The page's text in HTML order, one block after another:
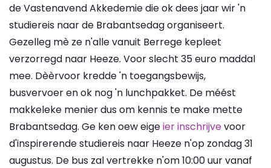
de Vastenavend Akkedemie die ok dees jaar wir 'n
studiereis naar de Brabantsedag organiseert.
Gezelleg mè ze n'alle vanuit Berrege kepleet
verzorregd naar Heeze. Voor slecht 35 euro maddal
mee. Dèèrvoor kredde 'n toegangsbewijs,
busvervoer en ok nog 'n lunchpakket. De méést
makkeleke menier dus om kennis te make mette
Brabantsedag. Ge ken oew eigeier inschrijvevoor
d'inspirerende studiereis naar Heeze n'op zondag 31
augustus. De bus zal vertrekke n'om 10:00 uur vanaf